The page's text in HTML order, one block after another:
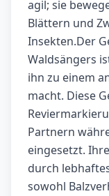
agil; sie
Blättern und
Insekten.Der
Waldsängers
ihn zu einem
macht. Diese
Partnern
eingesetzt.
durch
sowohl